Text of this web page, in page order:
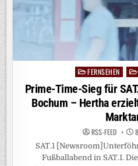
PostedFERNSEHEN
Prime-Time-Sieg für
Bochum – Hertha
RSS-FEED
SAT.1
Fußballabend in SAT.1.